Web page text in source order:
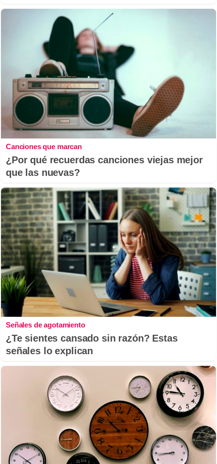
Canciones que marcan
¿Por qué recuerdas canciones viejas mejor
que las nuevas?
Señales de agotamiento
¿Te sientes cansado sin razón? Estas
señales lo explican